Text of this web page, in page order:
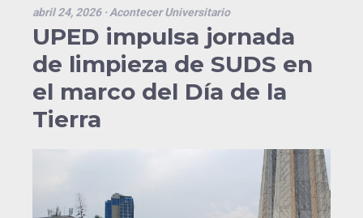
abril 24, 2026· Acontecer Universitario
UPED impulsa jornada
de limpieza de SUDS en
el marco del Día de la
Tierra